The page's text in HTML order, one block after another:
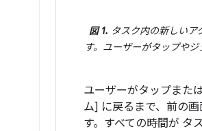
図 1. タスク内の新しい
す。ユーザーがタップや
ユーザーがタップまた
ム] に戻るまで、前の
す。すべての時間が タ